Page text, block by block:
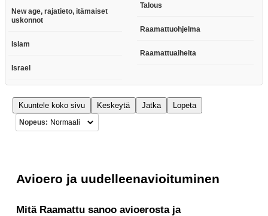
New age, rajatieto, itämaiset
uskonnot
Islam
Israel
Talous
Raamattuohjelma
Raamattuaiheita
Kuuntele koko sivu Keskeytä Jatka Lopeta
Nopeus:
Avioero ja uudelleenavioituminen
Mitä Raamattu sanoo avioerosta ja